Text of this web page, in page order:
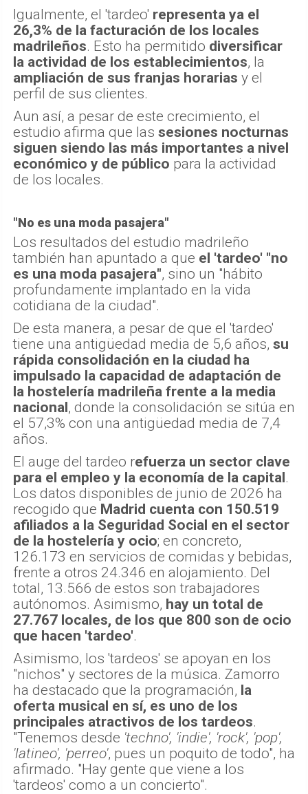
Igualmente, el 'tardeo' representa ya el
26,3% de la facturación de los locales
madrileños. Esto ha permitido diversificar
la actividad de los establecimientos, la
ampliación de sus franjas horarias y el
perfil de sus clientes.
Aun así, a pesar de este crecimiento, el
estudio afirma que las sesiones nocturnas
siguen siendo las más importantes a nivel
económico y de público para la actividad
de los locales.
"No es una moda pasajera"
Los resultados del estudio madrileño
también han apuntado a que el 'tardeo' "no
es una moda pasajera", sino un "hábito
profundamente implantado en la vida
cotidiana de la ciudad".
De esta manera, a pesar de que el 'tardeo'
tiene una antigüedad media de 5,6 años, su
rápida consolidación en la ciudad ha
impulsado la capacidad de adaptación de
la hostelería madrileña frente a la media
nacional, donde la consolidación se sitúa en
el 57,3% con una antigüedad media de 7,4
años.
El auge del tardeo refuerza un sector clave
para el empleo y la economía de la capital.
Los datos disponibles de junio de 2026 ha
recogido que Madrid cuenta con 150.519
afiliados a la Seguridad Social en el sector
de la hostelería y ocio; en concreto,
126.173 en servicios de comidas y bebidas,
frente a otros 24.346 en alojamiento. Del
total, 13.566 de estos son trabajadores
autónomos. Asimismo, hay un total de
27.767 locales, de los que 800 son de ocio
que hacen 'tardeo'.
Asimismo, los 'tardeos' se apoyan en los
"nichos" y sectores de la música. Zamorro
ha destacado que la programación, la
oferta musical en sí, es uno de los
principales atractivos de los tardeos.
"Tenemos desde 'techno', 'indie', 'rock', 'pop',
'latineo', 'perreo', pues un poquito de todo", ha
afirmado. "Hay gente que viene a los
'tardeos' como a un concierto".